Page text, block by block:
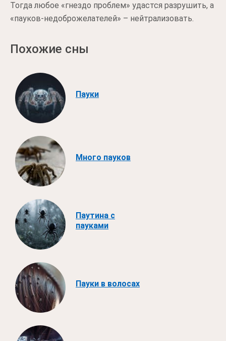
Тогда любое «гнездо проблем» удастся разрушить, а
«пауков-недоброжелателей» – нейтрализовать.
Похожие сны
Пауки
Много пауков
Паутина с
пауками
Пауки в волосах